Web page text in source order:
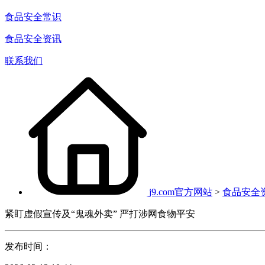
食品安全常识
食品安全资讯
联系我们
j9.com官方网站 > 食品安全
紧盯虚假宣传及“鬼魂外卖” 严打涉网食物平安
发布时间：